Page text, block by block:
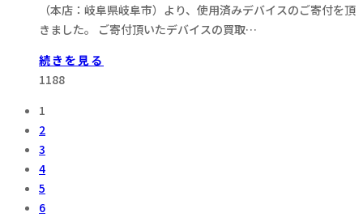
（本店：岐阜県岐阜市）より、使用済みデバイスのご寄付を頂
きました。 ご寄付頂いたデバイスの買取…
続きを見る
1188
1
2
3
4
5
6